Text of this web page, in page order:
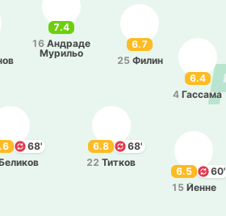
6.7
25 Филин
7.4
16 Андра­де
Му­ри­льо
6.4
4 Га­сса­ма
6.8
68'
22 Титков
6.5
60'
15 Йенне
68'